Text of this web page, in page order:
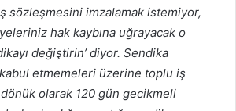
sözleşmesini imzalamak istemiyor,
hak kaybına uğrayacak o
değiştirin’ diyor. Sendika
etmemeleri üzerine toplu iş
olarak 120 gün gecikmeli